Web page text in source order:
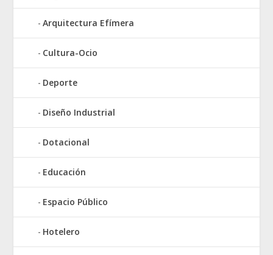
Arquitectura Efímera
Cultura-Ocio
Deporte
Diseño Industrial
Dotacional
Educación
Espacio Público
Hotelero